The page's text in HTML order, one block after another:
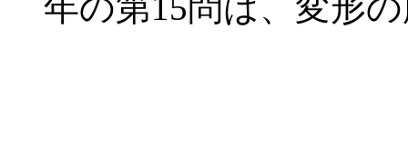
年の第15問は、変形